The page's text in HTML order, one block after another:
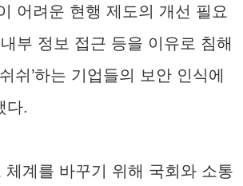
어려운 현행 제도의 개선 필요
부 정보 접근 등을 이유로 침해
쉬’하는 기업들의 보안 인식에
다.
체계를 바꾸기 위해 국회와 소통